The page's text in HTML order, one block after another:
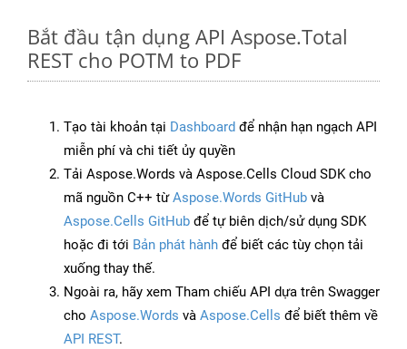
Bắt đầu tận dụng API Aspose.Total
REST cho POTM to PDF
Tạo tài khoản tại Dashboard để nhận hạn ngạch API
miễn phí và chi tiết ủy quyền
Tải Aspose.Words và Aspose.Cells Cloud SDK cho
mã nguồn C++ từAspose.Words GitHub và
Aspose.Cells GitHub để tự biên dịch/sử dụng SDK
hoặc đi tới Bản phát hành để biết các tùy chọn tải
xuống thay thế.
Ngoài ra, hãy xem Tham chiếu API dựa trên Swagger
cho Aspose.Words và Aspose.Cells để biết thêm về
API REST.